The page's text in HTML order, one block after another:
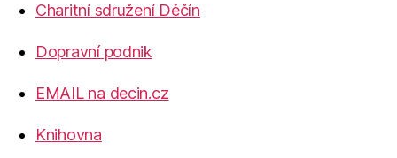
Charitní sdružení Děčín
Dopravní podnik
EMAIL na decin.cz
Knihovna